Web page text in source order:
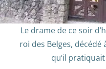
Le drame de ce soir
roi des Belges, décédé
qu’il